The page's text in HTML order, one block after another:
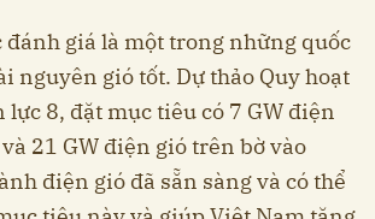
đánh giá là một trong những quốc
nguyên gió tốt. Dự thảo Quy hoạt
8, đặt mục tiêu có 7 GW điện
21 GW điện gió trên bờ vào
điện gió đã sẵn sàng và có thể